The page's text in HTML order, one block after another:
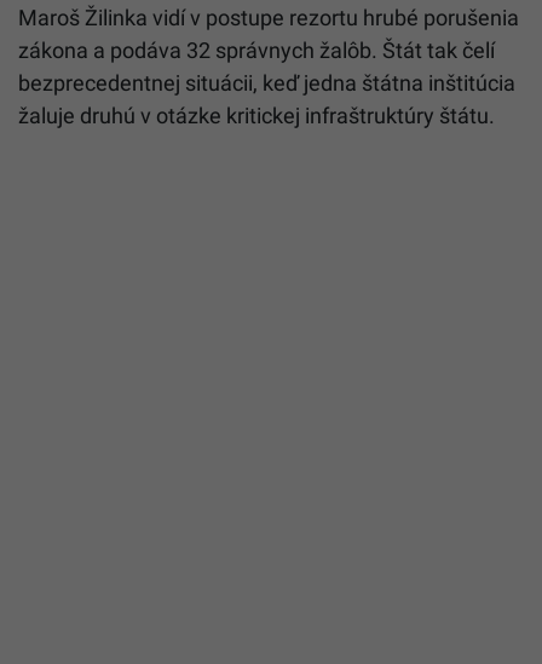
Maroš Žilinka vidí v postupe rezortu hrubé porušenia
zákona a podáva 32 správnych žalôb. Štát tak čelí
bezprecedentnej situácii, keď jedna štátna inštitúcia
žaluje druhú v otázke kritickej infraštruktúry štátu.